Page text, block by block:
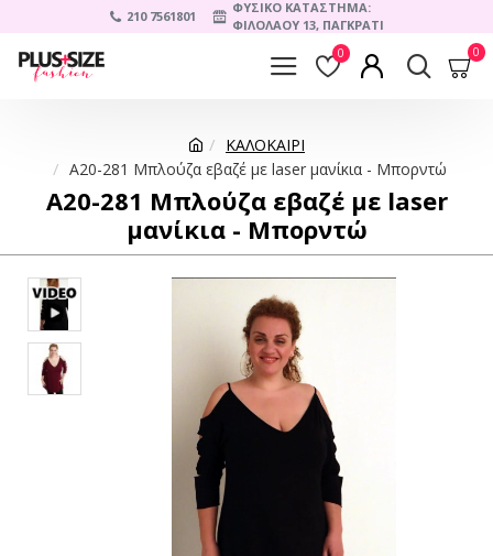
210 7561801
ΦΥΣΙΚΟ ΚΑΤΑΣΤΗΜΑ:
ΦΙΛΟΛΑΟΥ 13, ΠΑΓΚΡΑΤΙ
0 0
ΚΑΛΟΚΑΙΡΙ
A20-281 Μπλούζα εβαζέ με laser μανίκια - Μπορντώ
A20-281 Μπλούζα εβαζέ με laser
μανίκια - Μπορντώ